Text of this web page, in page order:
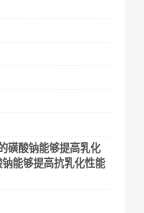
磺酸钠能够提高乳化
能够提高抗乳化性能